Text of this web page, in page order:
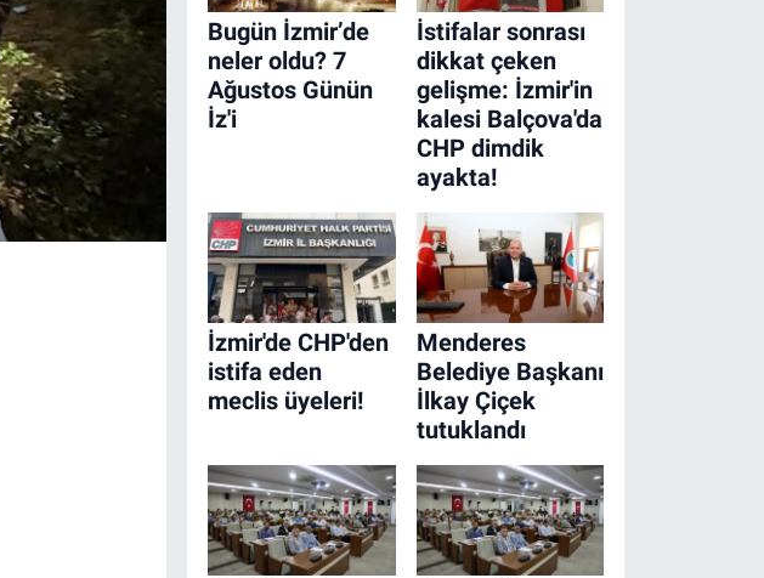
Bugün İzmir’de
neler oldu? 7
Ağustos Günün
İz'i
İstifalar sonrası
dikkat çeken
gelişme: İzmir'in
kalesi Balçova'da
CHP dimdik
ayakta!
İzmir'de CHP'den
istifa eden
meclis üyeleri!
Menderes
Belediye Başkanı
İlkay Çiçek
tutuklandı